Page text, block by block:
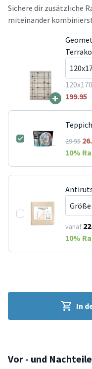
Sichere dir zusätzliche
miteinander
+
199.95
29.95
10%
vanaf
10%
In
Vor - und Nachteile